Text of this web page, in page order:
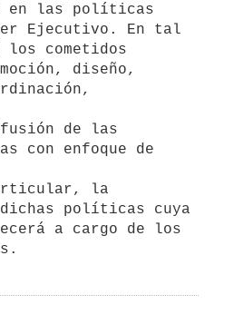
en las políticas
Ejecutivo. En tal
cometidos
diseño,
de las
con enfoque de
la
políticas cuya
a cargo de los